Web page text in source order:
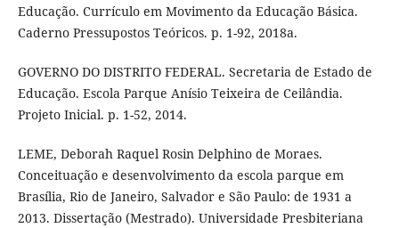
Educação. Currículo em Movimento da Educação Básica.
Caderno Pressupostos Teóricos. p. 1-92, 2018a.
GOVERNO DO DISTRITO FEDERAL. Secretaria de Estado de
Educação. Escola Parque Anísio Teixeira de Ceilândia.
Projeto Inicial. p. 1-52, 2014.
LEME, Deborah Raquel Rosin Delphino de Moraes.
Conceituação e desenvolvimento da escola parque em
Brasília, Rio de Janeiro, Salvador e São Paulo: de 1931 a
2013. Dissertação (Mestrado). Universidade Presbiteriana